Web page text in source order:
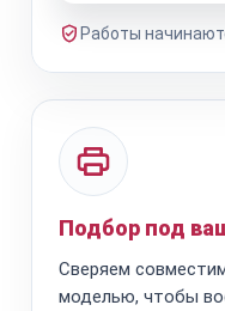
Работы
Подбор под
Сверяем
моделью, чтобы